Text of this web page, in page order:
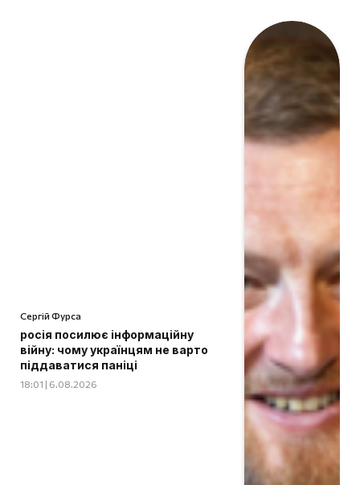
Сергій Фурса
росія посилює інформаційну
війну: чому українцям не варто
піддаватися паніці
18:01 | 6.08.2026